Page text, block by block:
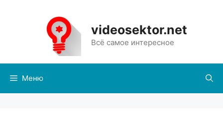
содержимому
videosektor.net
Всё самое интересное
Меню